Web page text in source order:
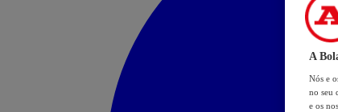
A
Nós e
no seu
e os